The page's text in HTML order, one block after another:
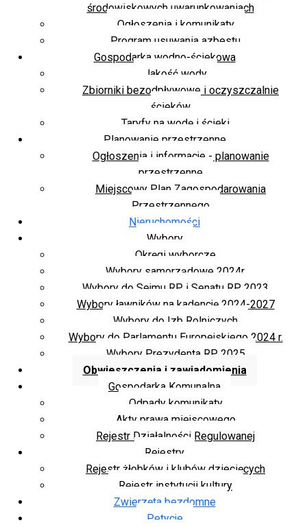
środowiskowych uwarunkowaniach
Ogłoszenia i komunikaty
Program usuwania azbestu
Gospodarka wodno-ściekowa
Jakość wody
Zbiorniki bezodpływowe i oczyszczalnie
ścieków
Taryfy na wodę i ścieki
Planowanie przestrzenne
Ogłoszenia i informacje - planowanie
przestrzenne
Miejscowy Plan Zagospodarowania
Przestrzennego
Nieruchomości
Wybory
Okręgi wyborcze
Wybory samorządowe 2024r.
Wybory do Sejmu RP i Senatu RP 2023
Wybory ławników na kadencję 2024-2027
Wybory do Izb Rolniczych
Wybory do Parlamentu Europejskiego 2024 r.
Wybory Prezydenta RP 2025
Obwieszczenia i zawiadomienia
Gospodarka Komunalna
Odpady komunikaty
Akty prawa miejscowego
Rejestr Działalności Regulowanej
Rejestry
Rejestr żłobków i klubów dziecięcych
Rejestr instytucji kultury
Zwierzęta bezdomne
Petycje